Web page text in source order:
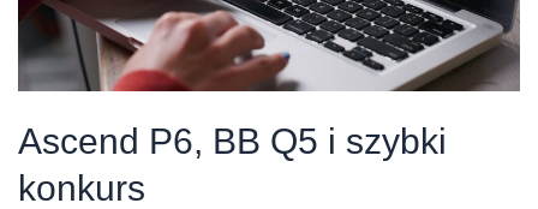
Ascend P6, BB Q5 i szybki
konkurs